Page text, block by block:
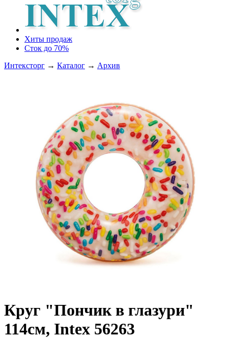
Хиты продаж
Сток до 70%
Интексторг → Каталог → Архив
Круг "Пончик в глазури"
114см, Intex 56263